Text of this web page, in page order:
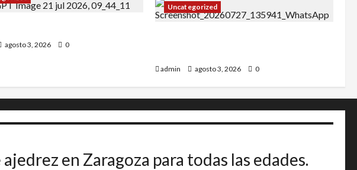
agosto 3, 2026 0
Uncategorized
admin agosto 3, 2026 0
en Zaragoza para todas las edades.